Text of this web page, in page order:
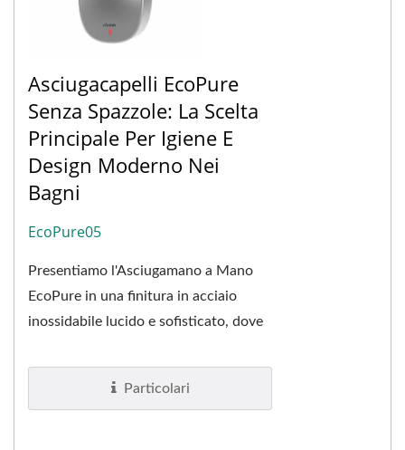
Asciugacapelli EcoPure
Senza Spazzole: La Scelta
Principale Per Igiene E
Design Moderno Nei
Bagni
EcoPure05
Presentiamo l'Asciugamano a Mano
EcoPure in una finitura in acciaio
inossidabile lucido e sofisticato, dove
funzionalità...
Particolari